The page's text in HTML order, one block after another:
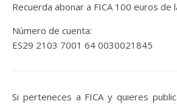
Recuerda abonar a FICA 100 euros de
Número de cuenta:
ES29 2103 7001 64 0030021845
Si perteneces a FICA y quieres